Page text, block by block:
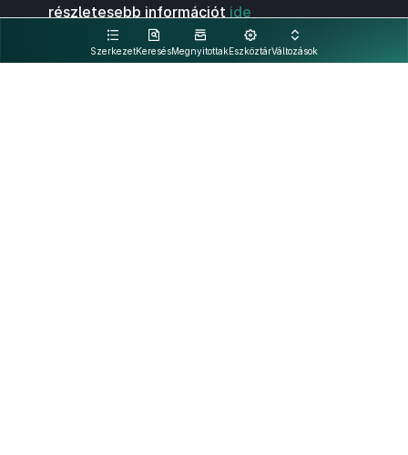
SzerkezetKeresésMegnyitottakEszköztárVáltozások
részletesebb információt ide
kattintva olvashat.